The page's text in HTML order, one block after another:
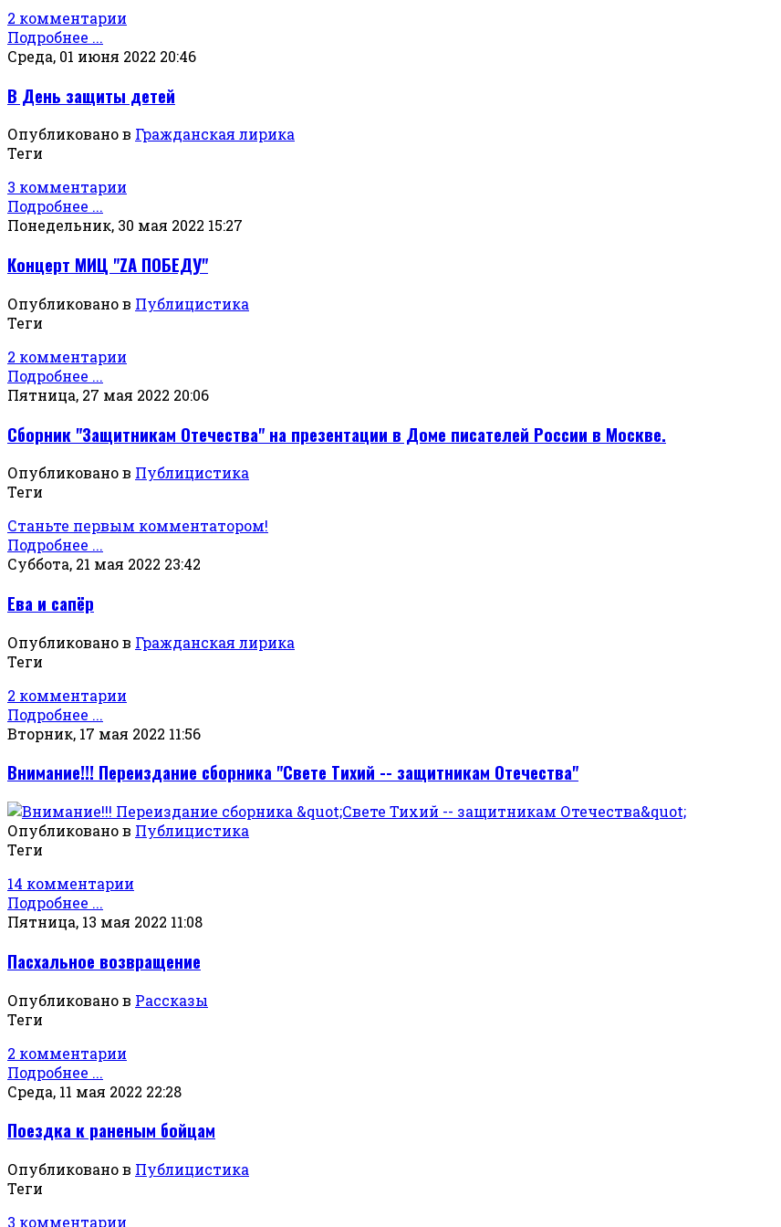
2 комментарии
Подробнее ...
Среда, 01 июня 2022 20:46
В День защиты детей
Опубликовано в Гражданская лирика
Теги
3 комментарии
Подробнее ...
Понедельник, 30 мая 2022 15:27
Концерт МИЦ "ZА ПОБЕДУ"
Опубликовано в Публицистика
Теги
2 комментарии
Подробнее ...
Пятница, 27 мая 2022 20:06
Сборник "Защитникам Отечества" на презентации в Доме писателей России в Москве.
Опубликовано в Публицистика
Теги
Станьте первым комментатором!
Подробнее ...
Суббота, 21 мая 2022 23:42
Ева и сапёр
Опубликовано в Гражданская лирика
Теги
2 комментарии
Подробнее ...
Вторник, 17 мая 2022 11:56
Внимание!!! Переиздание сборника "Свете Тихий -- защитникам Отечества"
Опубликовано в Публицистика
Теги
14 комментарии
Подробнее ...
Пятница, 13 мая 2022 11:08
Пасхальное возвращение
Опубликовано в Рассказы
Теги
2 комментарии
Подробнее ...
Среда, 11 мая 2022 22:28
Поездка к раненым бойцам
Опубликовано в Публицистика
Теги
3 комментарии